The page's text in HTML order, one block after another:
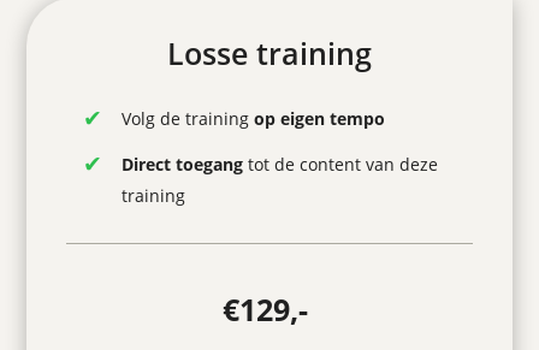
Losse training
Volg de trainingop eigen tempo
Direct toegang tot de content van deze
training
€129,-